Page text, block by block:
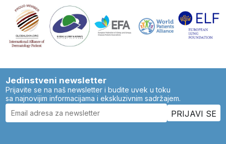
Jedinstveni newsletter
Prijavite se na naš newsletter i budite uvek u toku
sa najnovijim informacijama i ekskluzivnim sadržajem.